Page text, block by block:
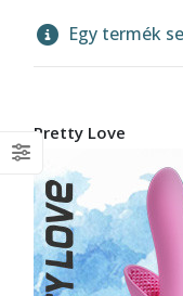
Egy termék
Pretty Love